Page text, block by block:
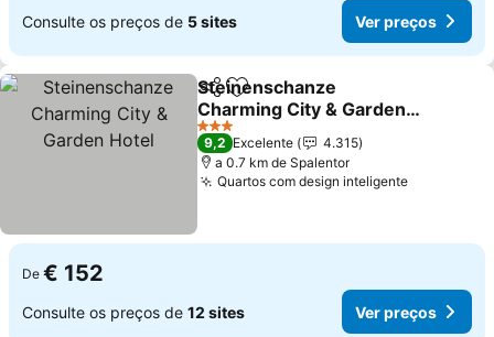
Consulte os preços de 5 sites Ver preços
PartilharAdicionar aos favoritos
Steinenschanze
Charming City & Garden
Hotel
3 Estrelas
9,2 Excelente
4.315
a 0.7 km de Spalentor
Quartos com design inteligente
De € 152
Consulte os preços de 12 sites Ver preços